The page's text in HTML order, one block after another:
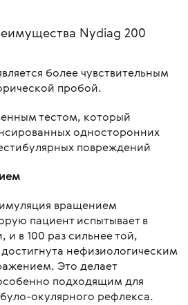
Nydiag 200
более чувствительным
пробой.
тестом, который
односторонних
повреждений
вращением
пациент испытывает в
и в 100 раз сильнее той,
нефизиологическим
Это делает
подходящим для
окулярного рефлекса.